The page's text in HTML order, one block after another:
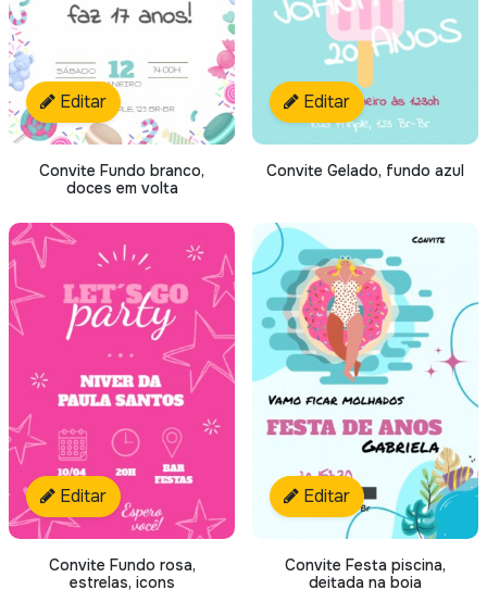
Editar
Convite Fundo branco,
doces em volta
Editar
Convite Gelado, fundo azul
Editar
Convite Fundo rosa,
estrelas, icons
Editar
Convite Festa piscina,
deitada na boia